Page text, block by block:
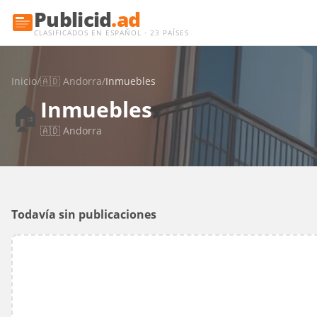
Publicid.ad
CLASIFICADOS EN ESPAÑOL · 23 PAÍSES
Inicio/🇦🇩 Andorra/Inmuebles
🏠 Inmuebles
🇦🇩 Andorra
Todavía sin publicaciones